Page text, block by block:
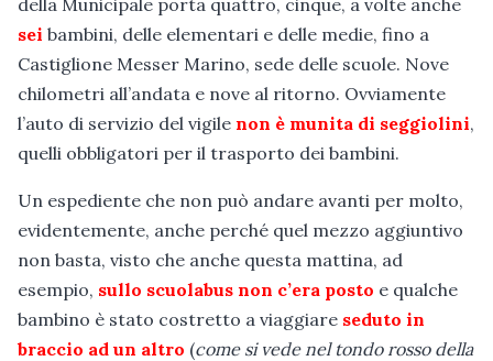
sei bambini, delle elementari e delle medie, fino a
Castiglione Messer Marino, sede delle scuole. Nove
chilometri all’andata e nove al ritorno. Ovviamente
l’auto di servizio del vigile non è munita di seggiolini,
quelli obbligatori per il trasporto dei bambini.
Un espediente che non può andare avanti per molto,
evidentemente, anche perché quel mezzo aggiuntivo
non basta, visto che anche questa mattina, ad
esempio, sullo scuolabus non c’era posto e qualche
bambino è stato costretto a viaggiare seduto in
braccio ad un altro (come si vede nel tondo rosso della